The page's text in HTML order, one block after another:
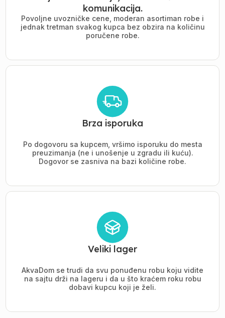
komunikacija.
Povoljne uvozničke cene, moderan asortiman robe i
jednak tretman svakog kupca bez obzira na količinu
poručene robe.
Brza isporuka
Po dogovoru sa kupcem, vršimo isporuku do mesta
preuzimanja (ne i unošenje u zgradu ili kuću).
Dogovor se zasniva na bazi količine robe.
Veliki lager
AkvaDom se trudi da svu ponuđenu robu koju vidite
na sajtu drži na lageru i da u što kraćem roku robu
dobavi kupcu koji je želi.